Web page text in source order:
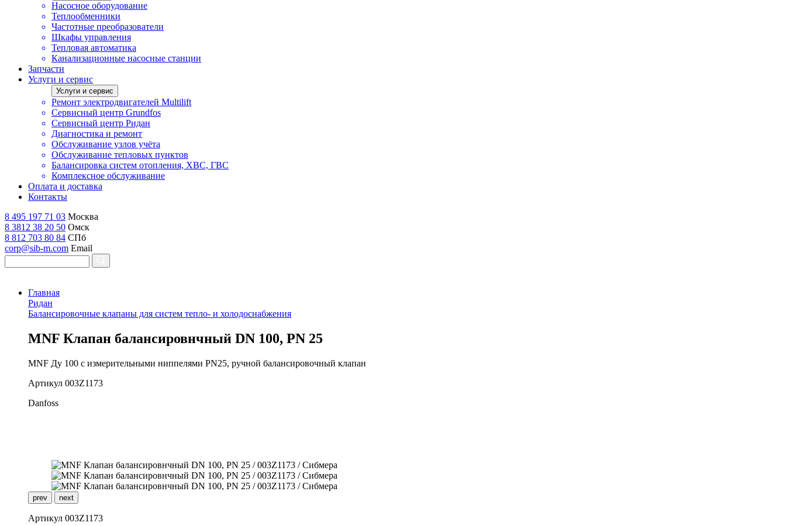
Насосное оборудование
Теплообменники
Частотные преобразователи
Шкафы управления
Тепловая автоматика
Канализационные насосные станции
Запчасти
Услуги и сервис
Услуги и сервис
Ремонт электродвигателей Multilift
Сервисный центр Grundfos
Сервисный центр Ридан
Диагностика и ремонт
Обслуживание узлов учёта
Обслуживание тепловых пунктов
Балансировка систем отопления, ХВС, ГВС
Комплексное обслуживание
Оплата и доставка
Контакты
8 495 197 71 03 Москва
8 3812 38 20 50 Омск
8 812 703 80 84 СПб
corp@sib-m.com Email
Главная
Ридан
Балансировочные клапаны для систем тепло- и холодоснабжения
MNF Клапан балансировнчный DN 100, PN 25
MNF Ду 100 с измерительными ниппелями PN25, ручной балансировочный клапан
Артикул 003Z1173
Danfoss
prev next
Артикул 003Z1173